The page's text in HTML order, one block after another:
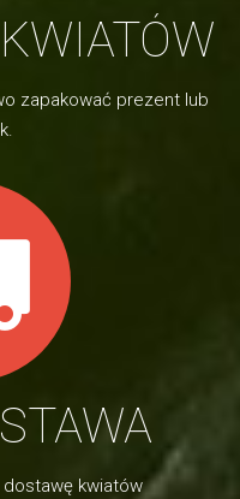
zapakować prezent lub
dostawę kwiatów